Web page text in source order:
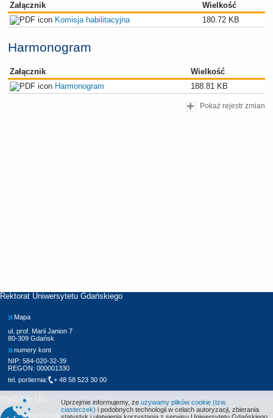
Załącznik
Wielkość
Komisja habilitacyjna
180.72 KB
Harmonogram
Załącznik
Wielkość
Harmonogram
188.81 KB
Pokaż rejestr zmian
Rektorat Uniwersytetu Gdańskiego
Mapa
ul. prof. Marii Janion 7
80-309 Gdańsk
numery kont
NIP: 584-020-32-39
REGON: 000001330
tel. portiernia:
+ 48 58 523 30 00
Wydziały UG
Wydział Biologii
Uprzejmie informujemy, że używamy plików cookie (tzw.
ciasteczek) i podobnych technologii w celach autoryzacji, zbierania